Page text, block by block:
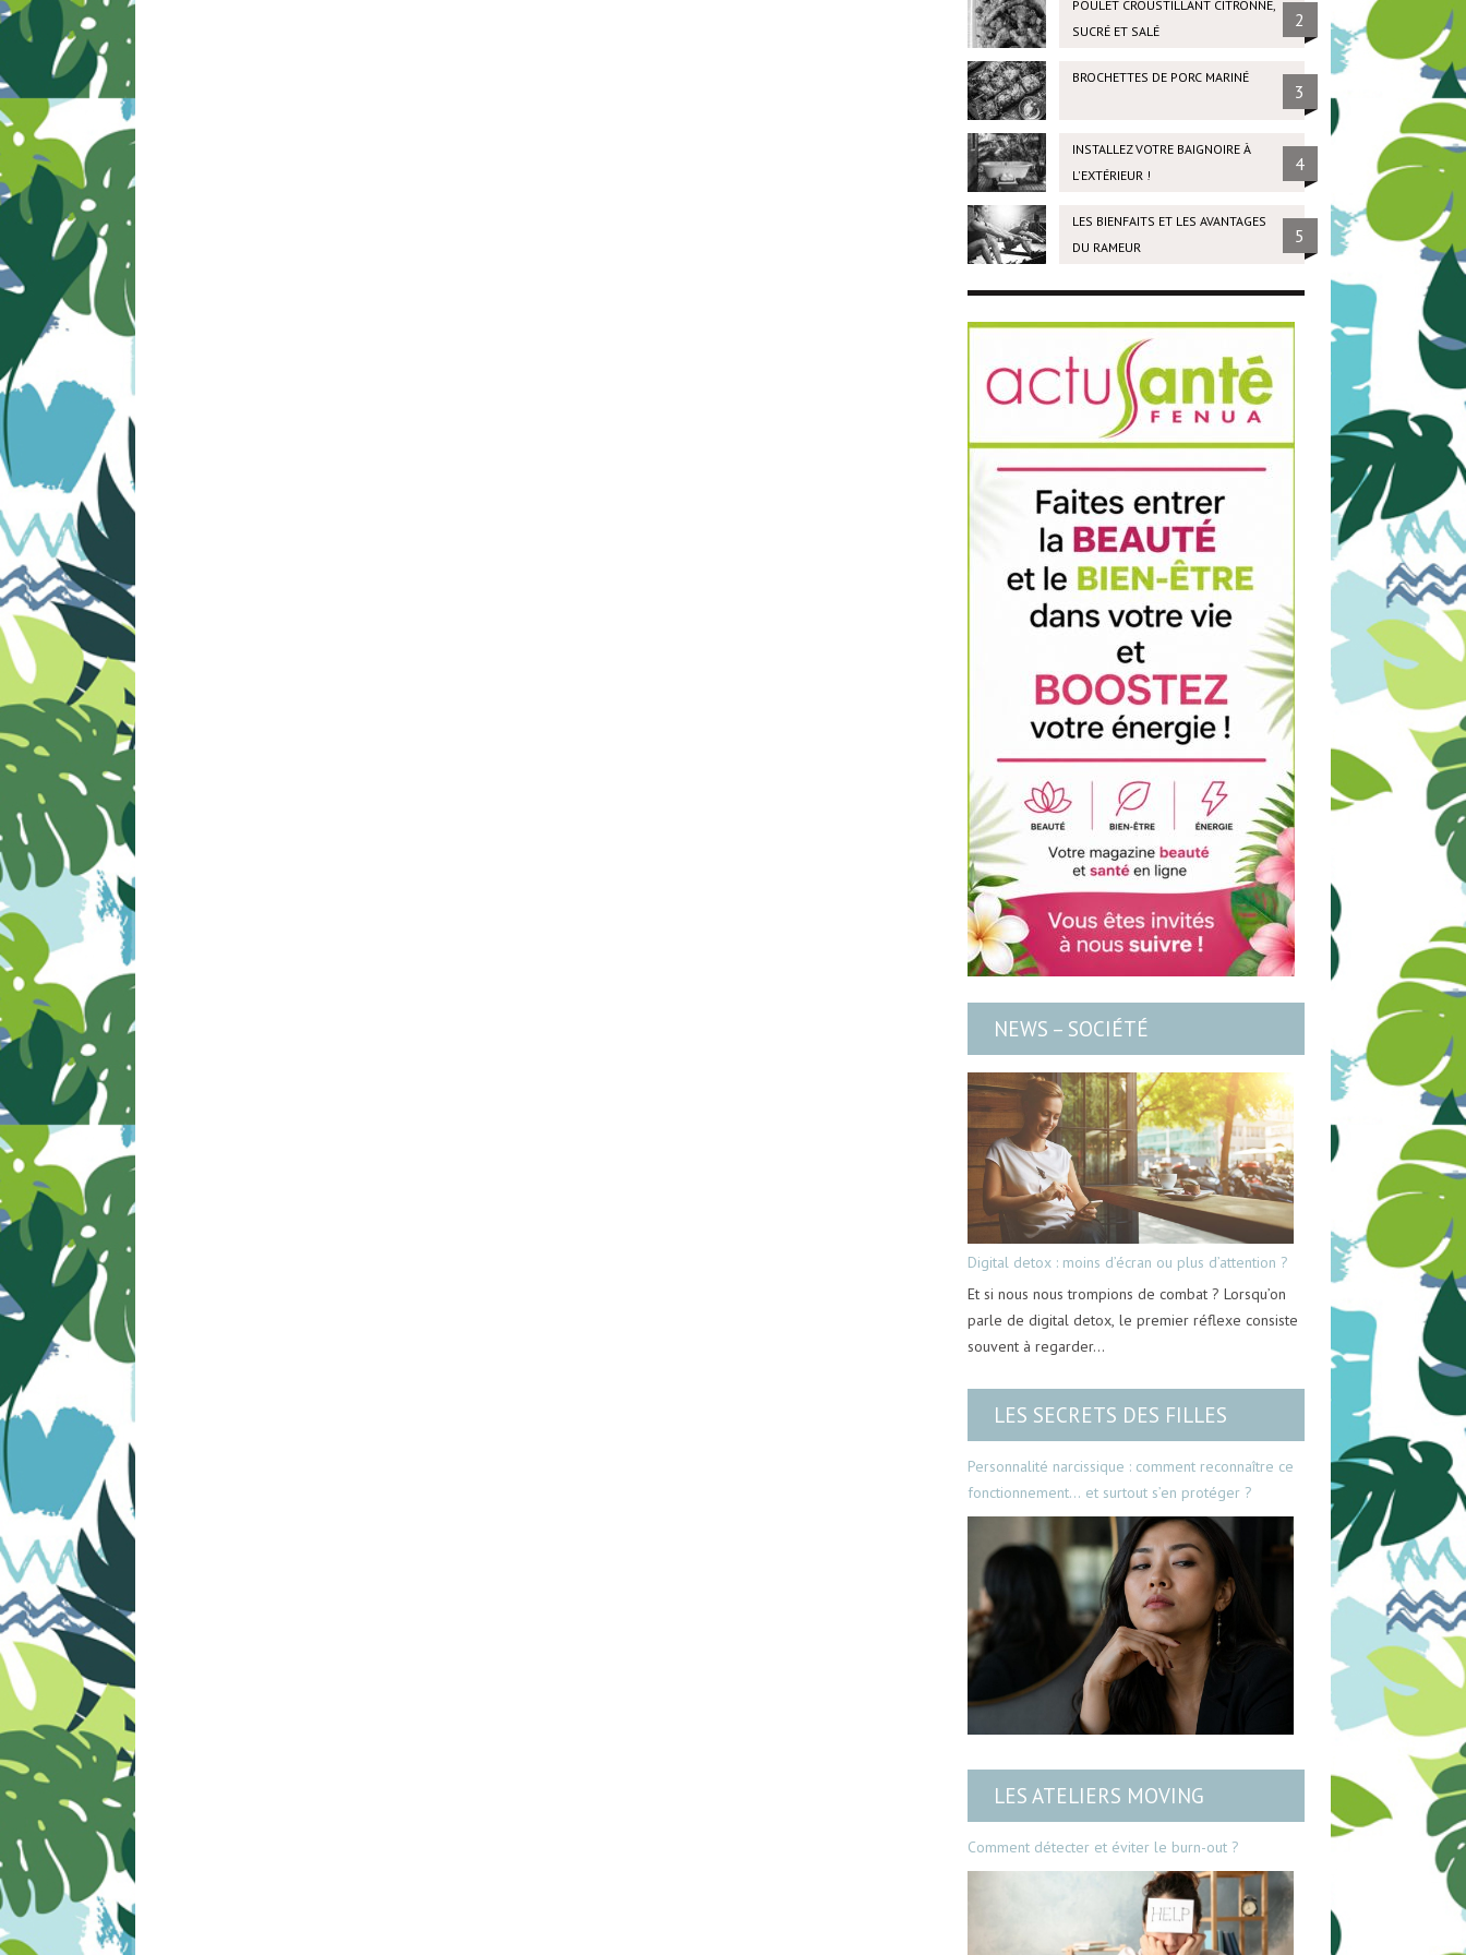
POULET CROUSTILLANT CITRONNÉ,
SUCRÉ ET SALÉ
2
BROCHETTES DE PORC MARINÉ
3
INSTALLEZ VOTRE BAIGNOIRE À
L'EXTÉRIEUR !
4
LES BIENFAITS ET LES AVANTAGES
DU RAMEUR
5
NEWS – SOCIÉTÉ
Digital detox : moins d’écran ou plus d’attention ?
Et si nous nous trompions de combat ? Lorsqu’on
parle de digital detox, le premier réflexe consiste
souvent à regarder…
LES SECRETS DES FILLES
Personnalité narcissique : comment reconnaître ce
fonctionnement… et surtout s’en protéger ?
LES ATELIERS MOVING
Comment détecter et éviter le burn-out ?